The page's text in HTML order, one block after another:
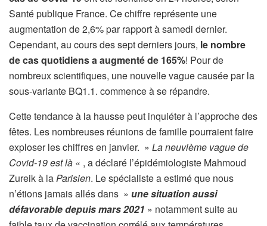
Santé publique France. Ce chiffre représente une
augmentation de 2,6% par rapport à samedi dernier.
Cependant, au cours des sept derniers jours, le nombre
de cas quotidiens a augmenté de 165%! Pour de
nombreux scientifiques, une nouvelle vague causée par la
sous-variante BQ1.1. commence à se répandre.
Cette tendance à la hausse peut inquiéter à l’approche des
fêtes. Les nombreuses réunions de famille pourraient faire
exploser les chiffres en janvier. » La neuvième vague de
Covid-19 est là « , a déclaré l’épidémiologiste Mahmoud
Zureik à la Parisien. Le spécialiste a estimé que nous
n’étions jamais allés dans » une situation aussi
défavorable depuis mars 2021 » notamment suite au